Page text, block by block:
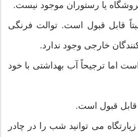
یا رستوران موجود نیست.
قابل قبول است. توالت فرنگی
خارجی وجود ندارد.
اما ترجیحاً آب بهداشتی با خود
قابل قبول است.
می توانید شب را در چادر